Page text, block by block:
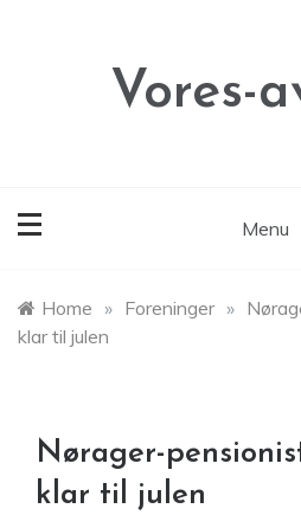
Vores-
Menu
Home » Foreninger »
klar til julen
Nørager-
klar til julen